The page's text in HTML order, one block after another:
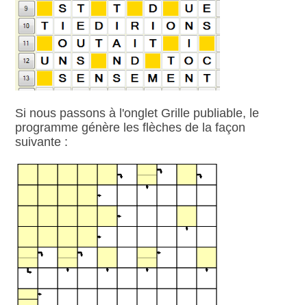
Si nous passons à l'onglet Grille publiable, le
programme génère les flèches de la façon
suivante :